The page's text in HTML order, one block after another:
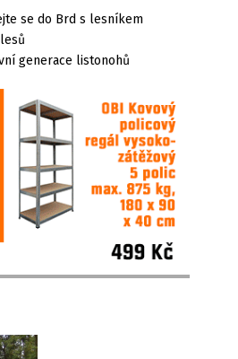
se do Brd s lesníkem
generace listonohů